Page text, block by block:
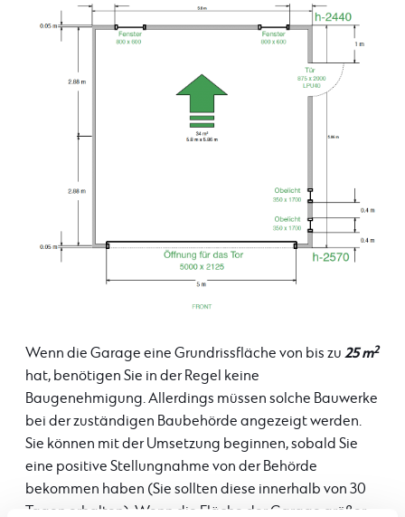
Wenn die Garage eine Grundrissfläche von bis zu 25 m2
hat, benötigen Sie in der Regel keine
Baugenehmigung. Allerdings müssen solche Bauwerke
bei der zuständigen Baubehörde angezeigt werden.
Sie können mit der Umsetzung beginnen, sobald Sie
eine positive Stellungnahme von der Behörde
bekommen haben (Sie sollten diese innerhalb von 30
Tagen erhalten). Wenn die Fläche der Garage größer